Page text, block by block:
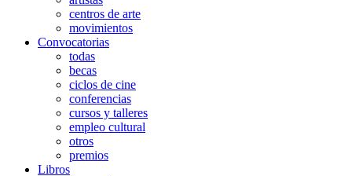
centros de arte
movimientos
Convocatorias
todas
becas
ciclos de cine
conferencias
cursos y talleres
empleo cultural
otros
premios
Libros